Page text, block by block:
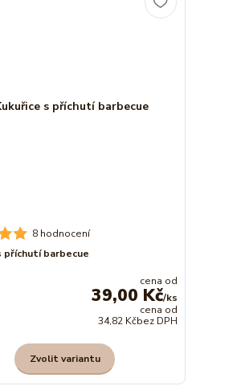
8 hodnocení
příchutí barbecue
cena od
39,00 Kč/ks
cena od
34,82 Kčbez DPH
Zvolit variantu